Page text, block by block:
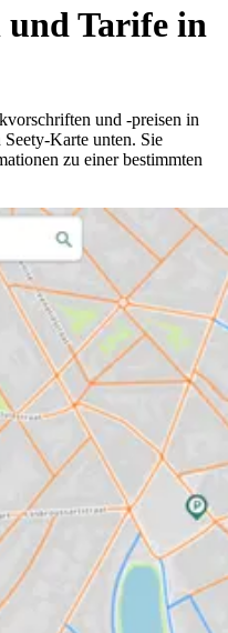
Tarife in
und -preisen in
Karte unten. Sie
zu einer bestimmten